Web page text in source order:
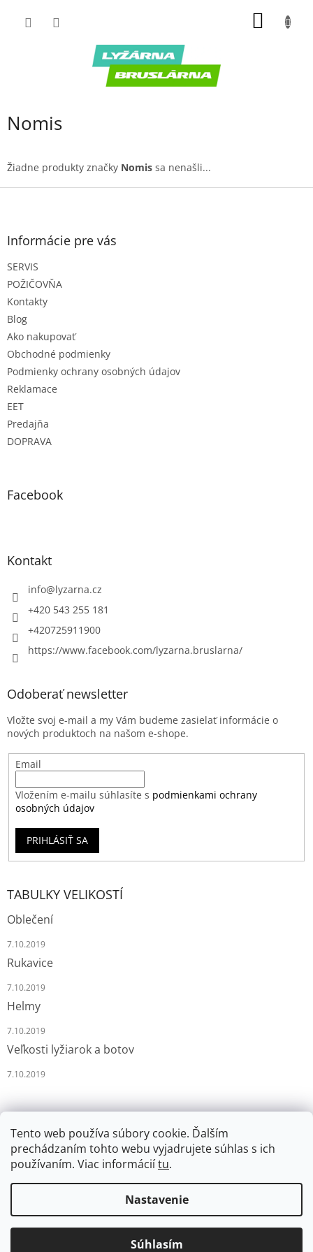
Tento web používa súbory cookie. Ďalším
prechádzaním tohto webu vyjadrujete súhlas s ich
používaním. Viac informáciítu.
Nastavenie
Súhlasím
Nomis
Žiadne produkty značky Nomis sa nenašli...
Z
Informácie pre vás
SERVIS
POŽIČOVŇA
Kontakty
Blog
Ako nakupovať
Obchodné podmienky
Podmienky ochrany osobných údajov
Reklamace
EET
Predajňa
DOPRAVA
Facebook
Kontakt
info@lyzarna.cz
+420 543 255 181
+420725911900
https://www.facebook.com/lyzarna.bruslarna/
Odoberať newsletter
Vložte svoj e-mail a my Vám budeme zasielať informácie o
nových produktoch na našom e-shope.
Email
Vložením e-mailu súhlasíte s podmienkami ochrany
osobných údajov
PRIHLÁSIŤ SA
TABULKY VELIKOSTÍ
Oblečení
7.10.2019
Rukavice
7.10.2019
Helmy
7.10.2019
Veľkosti lyžiarok a botov
7.10.2019
Copyright 2026LYŽÁRNA-BRUSLÁRNA. Všetky práva
vyhradené.